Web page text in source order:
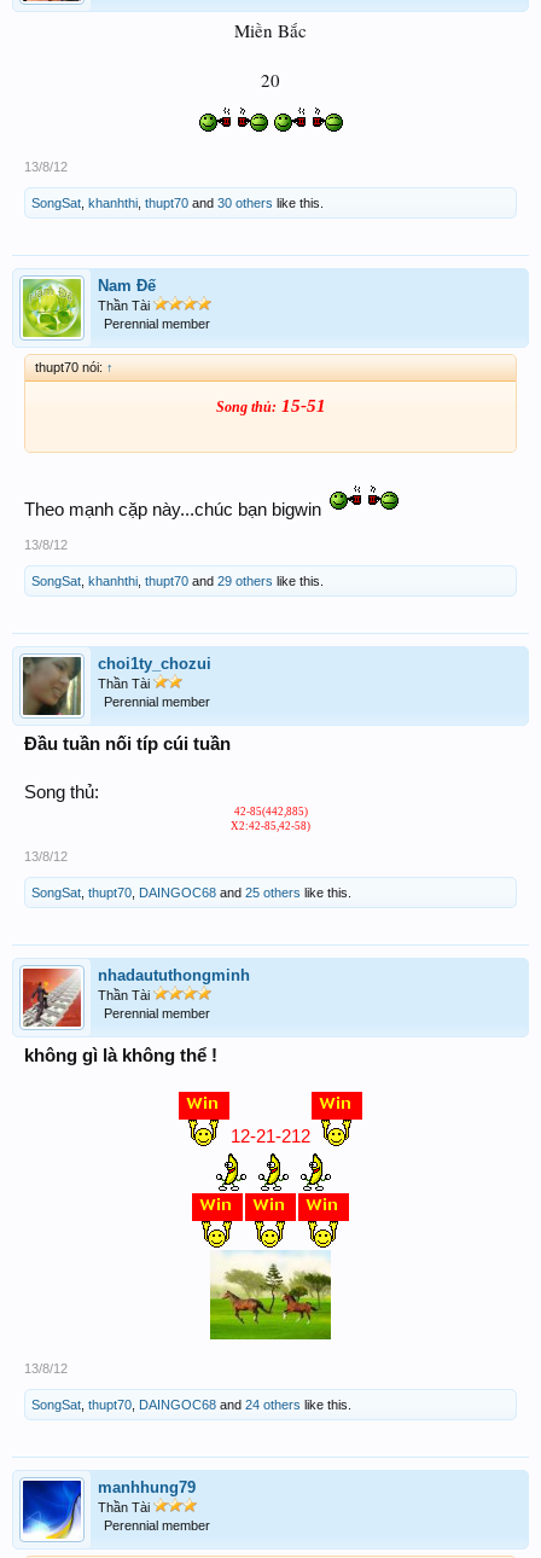
Miền Bắc
20
13/8/12
SongSat khanhthi thupt70 and 30 others like this.
Nam Đế
Thần Tài
Perennial member
thupt70 nói: ↑
Song thủ: 15-51
Theo mạnh cặp này...chúc bạn bigwin
13/8/12
SongSat khanhthi thupt70 and 29 others like this.
choi1ty_chozui
Thần Tài
Perennial member
Đầu tuần nối típ cúi tuần
Song thủ:
42-85(442,885)
X2:42-85,42-58)​
13/8/12
SongSat thupt70 DAINGOC68 and 25 others like this.
nhadaututhongminh
Thần Tài
Perennial member
không gì là không thể !
12-21-212
13/8/12
SongSat thupt70 DAINGOC68 and 24 others like this.
manhhung79
Thần Tài
Perennial member